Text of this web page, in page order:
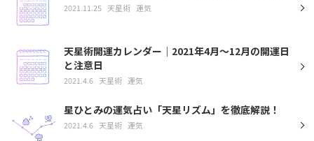
2021.11.25 天星術 運気
天星術開運カレンダー｜2021年4月〜12月の開運日
と注意日
2021.4.6 天星術 運気
星ひとみの運気占い「天星リズム」を徹底解説！
2021.4.6 天星術 運気